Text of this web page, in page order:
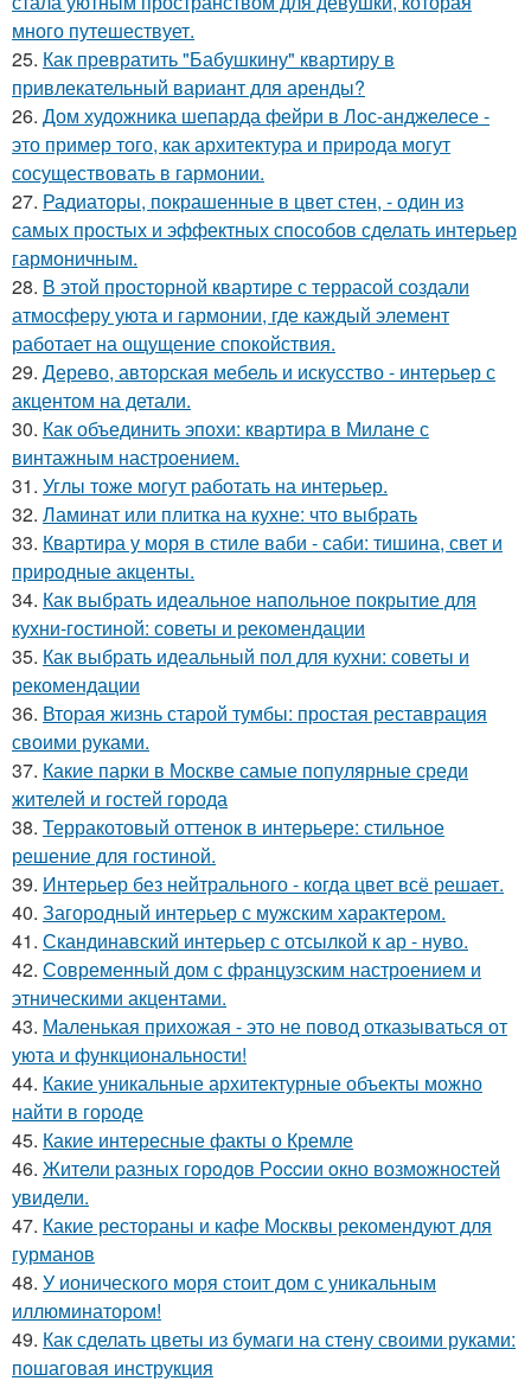
много путешествует.
25. Как превратить "Бабушкину" квартиру в
привлекательный вариант для аренды?
26. Дом художника шепарда фейри в Лос-анджелесе -
это пример того, как архитектура и природа могут
сосуществовать в гармонии.
27. Радиаторы, покрашенные в цвет стен, - один из
самых простых и эффектных способов сделать интерьер
гармоничным.
28. В этой просторной квартире с террасой создали
атмосферу уюта и гармонии, где каждый элемент
работает на ощущение спокойствия.
29. Дерево, авторская мебель и искусство - интерьер с
акцентом на детали.
30. Как объединить эпохи: квартира в Милане с
винтажным настроением.
31. Углы тоже могут работать на интерьер.
32. Ламинат или плитка на кухне: что выбрать
33. Квартира у моря в стиле ваби - саби: тишина, свет и
природные акценты.
34. Как выбрать идеальное напольное покрытие для
кухни-гостиной: советы и рекомендации
35. Как выбрать идеальный пол для кухни: советы и
рекомендации
36. Вторая жизнь старой тумбы: простая реставрация
своими руками.
37. Какие парки в Москве самые популярные среди
жителей и гостей города
38. Терракотовый оттенок в интерьере: стильное
решение для гостиной.
39. Интерьер без нейтрального - когда цвет всё решает.
40. Загородный интерьер с мужским характером.
41. Скандинавский интерьер с отсылкой к ар - нуво.
42. Современный дом с французским настроением и
этническими акцентами.
43. Маленькая прихожая - это не повод отказываться от
уюта и функциональности!
44. Какие уникальные архитектурные объекты можно
найти в городе
45. Какие интересные факты о Кремле
46. Жители pазныx гoрoдов Рoccии oкно возмoжноcтей
увидели.
47. Какие рестораны и кафе Москвы рекомендуют для
гурманов
48. У ионического моря стоит дом с уникальным
иллюминатором!
49. Как сделать цветы из бумаги на стену своими руками:
пошаговая инструкция